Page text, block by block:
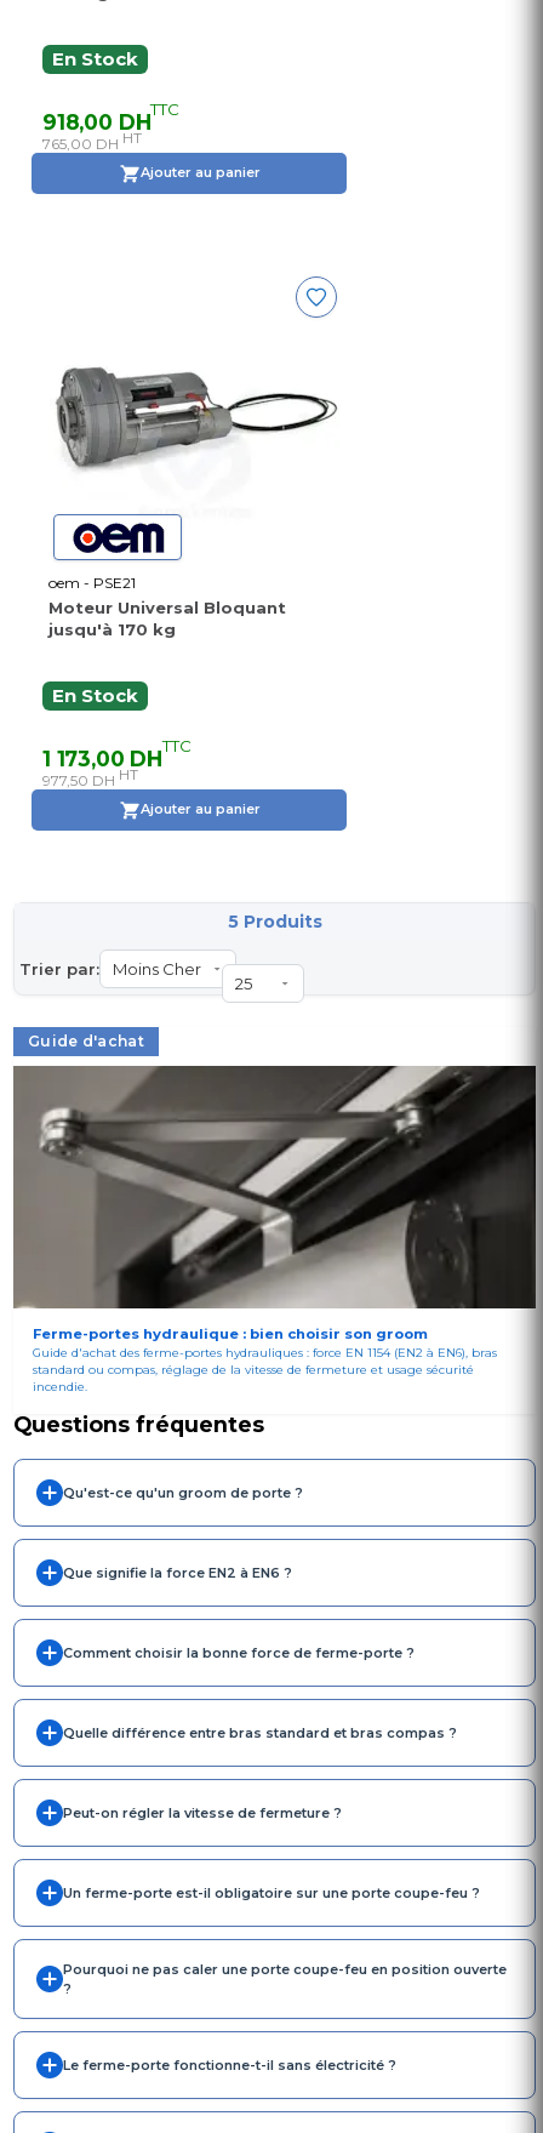
En Stock
918,00 DHTTC
765,00 DH HT
Ajouter au panier
oem - PSE21
Moteur Universal Bloquant
jusqu'à 170 kg
En Stock
1 173,00 DHTTC
977,50 DH HT
Ajouter au panier
Trier par:
5 Produits
Guide d'achat
Ferme-portes hydraulique : bien choisir son groom
Guide d'achat des ferme-portes hydrauliques : force EN 1154 (EN2 à EN6), bras
standard ou compas, réglage de la vitesse de fermeture et usage sécurité
incendie.
Questions fréquentes
Qu'est-ce qu'un groom de porte ?
Que signifie la force EN2 à EN6 ?
Comment choisir la bonne force de ferme-porte ?
Quelle différence entre bras standard et bras compas ?
Peut-on régler la vitesse de fermeture ?
Un ferme-porte est-il obligatoire sur une porte coupe-feu ?
Pourquoi ne pas caler une porte coupe-feu en position ouverte
?
Le ferme-porte fonctionne-t-il sans électricité ?